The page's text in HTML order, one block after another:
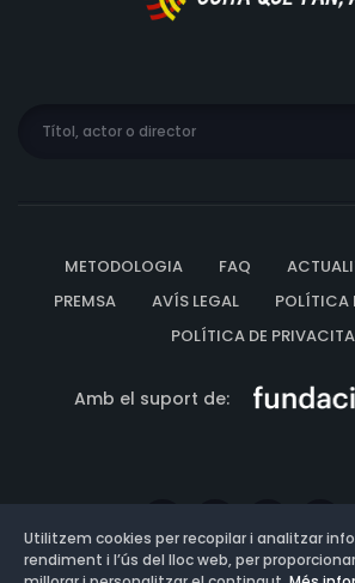
METODOLOGIA FAQ
PREMSA
AVÍS LEGAL
POLÍTICA
POLÍTICA DE
Amb el suport de:
Utilitzem cookies per recopilar i analitzar
rendiment i l’ús del lloc web, per